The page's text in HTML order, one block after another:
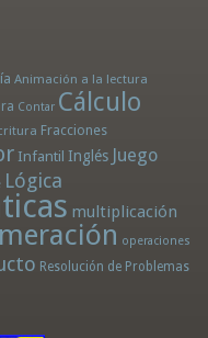
Animación a la lectura
Contar Cálculo
Fracciones
Infantil Inglés Juego
Lógica
multiplicación
operaciones
Resolución de Problemas